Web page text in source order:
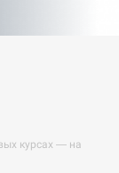
курсах — на